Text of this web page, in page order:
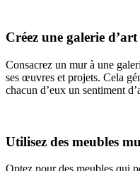
Créez une galerie
Consacrez un mur à une
ses œuvres et projets. Cela
chacun d’eux un sentiment
Utilisez des meubles